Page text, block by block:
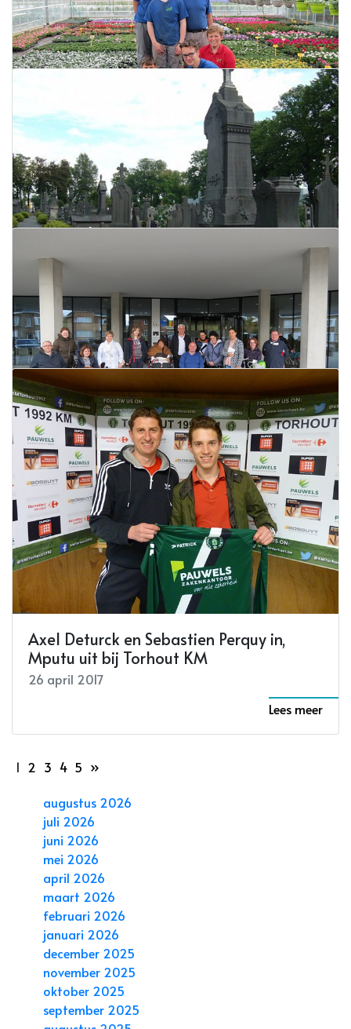
Bloemendag op 1 mei in VLTI
26 april 2017
Lees meer
Heraanleg wandelpaden 'Oude
Begraafplaats'
26 april 2017
Lees meer
Knelpuntenwandeling
26 april 2017
Lees meer
Axel Deturck en Sebastien Perquy in,
Mputu uit bij Torhout KM
26 april 2017
Lees meer
1 2 3 4 5 »
augustus 2026
juli 2026
juni 2026
mei 2026
april 2026
maart 2026
februari 2026
januari 2026
december 2025
november 2025
oktober 2025
september 2025